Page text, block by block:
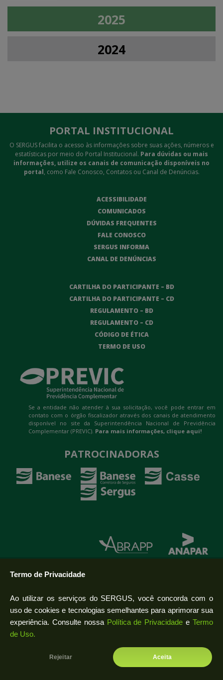
Termo de Privacidade
Ao utilizar os serviços do SERGUS, você concorda com o
uso de cookies e tecnologias semelhantes para aprimorar sua
experiência. Consulte nossaPolítica de Privacidade eTermo
de Uso.
Rejeitar Aceita
2025
2024
PORTAL INSTITUCIONAL
O SERGUS facilita o acesso às informações sobre suas ações, números e
estatísticas por meio do Portal Institucional. Para dúvidas ou mais
informações, utilize os canais de comunicação disponíveis no
portal, como Fale Conosco, Contatos ou Canal de Denúncias.
ACESSIBILIDADE
COMUNICADOS
DÚVIDAS FREQUENTES
FALE CONOSCO
SERGUS INFORMA
CANAL DE DENÚNCIAS
CARTILHA DO PARTICIPANTE – BD
CARTILHA DO PARTICIPANTE – CD
REGULAMENTO – BD
REGULAMENTO – CD
CÓDIGO DE ÉTICA
TERMO DE USO
Se a entidade não atender à sua solicitação, você pode entrar em
contato com o órgão fiscalizador através dos canais de atendimento
disponível no site da Superintendência Nacional de Previdência
Complementar (PREVIC). Para mais informações,clique aqui!
PATROCINADORAS
© 2018 - INSTITUTO BANESE DE SEGURIDADE SOCIAL
Telefone: (79) 2106-4500, E-mail: sergus.beneficio@banese.com.br,
Horário de funcionamento: Seg. a Sex. 08:00–17:30
CNPJ: 15.582.513/0001-25
© Área de Tecnologia da Informação
Olá, eu sou Gus! como posso te ajudar